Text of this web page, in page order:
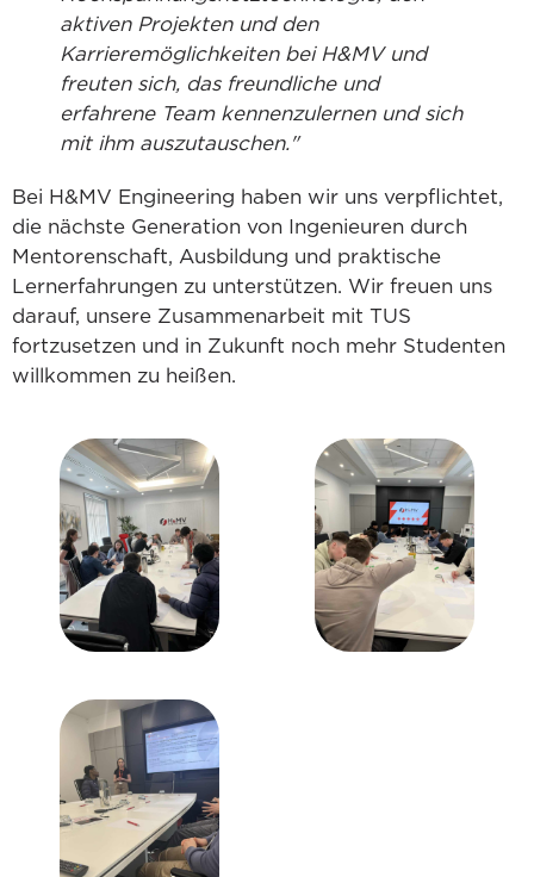
aktiven Projekten und den
Karrieremöglichkeiten bei H&MV und
freuten sich, das freundliche und
erfahrene Team kennenzulernen und sich
mit ihm auszutauschen."
Bei H&MV Engineering haben wir uns verpflichtet,
die nächste Generation von Ingenieuren durch
Mentorenschaft, Ausbildung und praktische
Lernerfahrungen zu unterstützen. Wir freuen uns
darauf, unsere Zusammenarbeit mit TUS
fortzusetzen und in Zukunft noch mehr Studenten
willkommen zu heißen.